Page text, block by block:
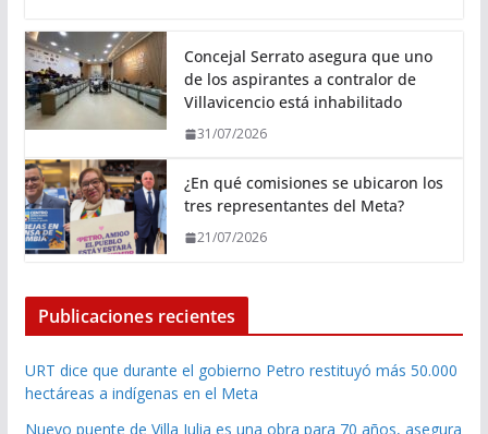
Concejal Serrato asegura que uno
de los aspirantes a contralor de
Villavicencio está inhabilitado
31/07/2026
¿En qué comisiones se ubicaron los
tres representantes del Meta?
21/07/2026
Publicaciones recientes
URT dice que durante el gobierno Petro restituyó más 50.000
hectáreas a indígenas en el Meta
Nuevo puente de Villa Julia es una obra para 70 años, asegura